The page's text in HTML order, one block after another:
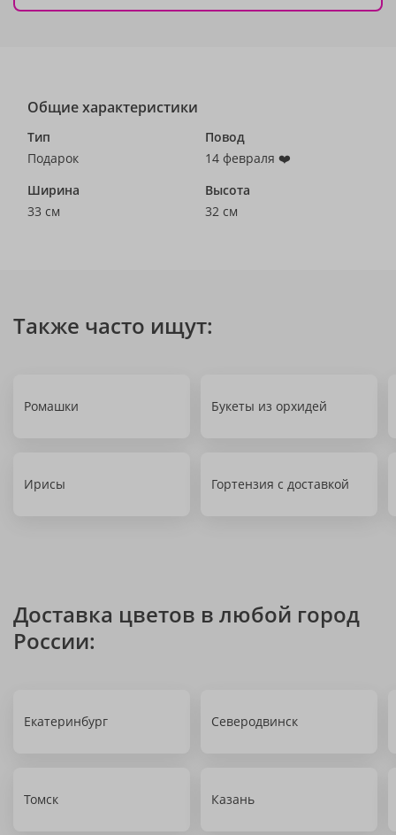
Общие характеристики
Тип
Подарок
Повод
14 февраля ❤️
Ширина
33 см
Высота
32 см
Также часто ищут:
Ромашки Букеты из орхидей
Ирисы Гортензия с доставкой
Доставка цветов в любой город
России:
Екатеринбург Северодвинск
Томск Казань